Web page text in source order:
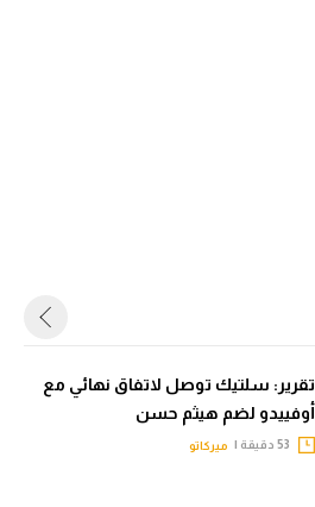
تقرير: سلتيك توصل لاتفاق نهائي مع
أوفييدو لضم هيثم حسن
ميركاتو